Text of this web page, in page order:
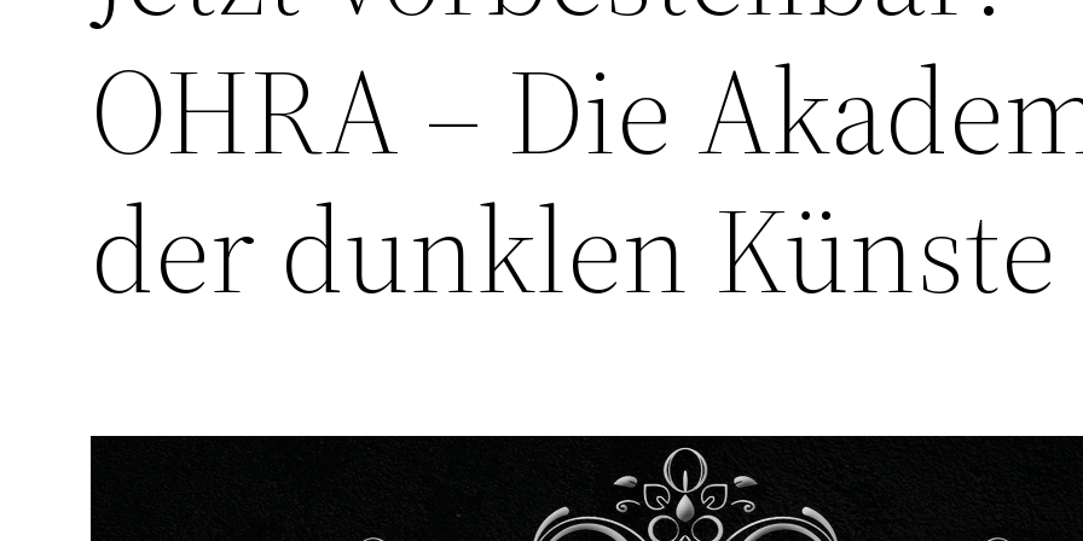
OHRA – Die
der dunklen Künste